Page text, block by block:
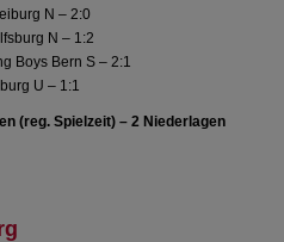
N – 2:0
N – 1:2
Boys Bern S – 2:1
U – 1:1
(reg. Spielzeit) – 2 Niederlagen